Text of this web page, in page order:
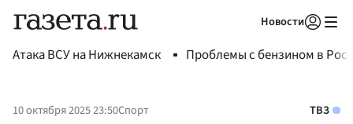
Новости
Атака ВСУ на Нижнекамск Проблемы с бензином в
10 октября 2025 23:50Спорт ТВЗ